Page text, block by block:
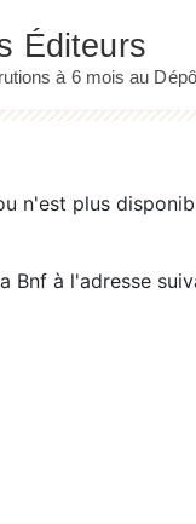
n'est plus
Bnf à l'adresse